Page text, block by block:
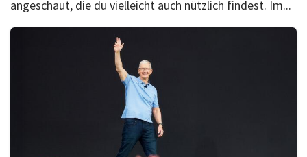
angeschaut, die du vielleicht auch nützlich findest. Im...